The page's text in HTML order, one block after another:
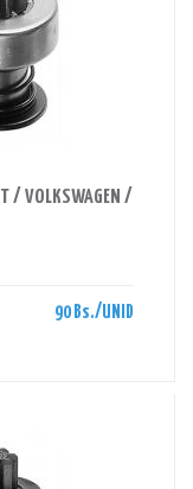
/ VOLKSWAGEN /
90 Bs./UNID